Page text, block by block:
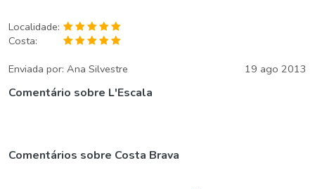
Localidade:
Costa:
Enviada por: Ana Silvestre 19 ago 2013
Comentário sobre L'Escala
Comentários sobre Costa Brava